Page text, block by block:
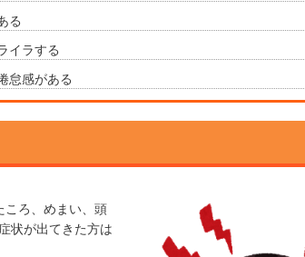
る
イラする
怠感がある
ころ、めまい、頭
状が出てきた方は